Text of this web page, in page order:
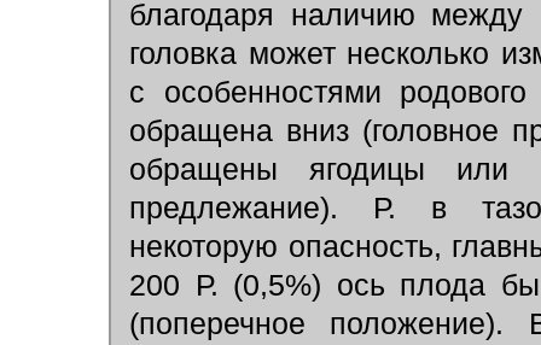
благодаря наличию между
головка может несколько
с особенностями
обращена вниз (головное
обращены ягодицы или
предлежание). Р. в
некоторую опасность,
200 Р. (0,5%) ось плода
(поперечное положение).